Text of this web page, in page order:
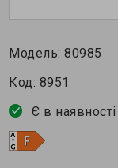
Модель:80985
Код: 8951
Є в наявності